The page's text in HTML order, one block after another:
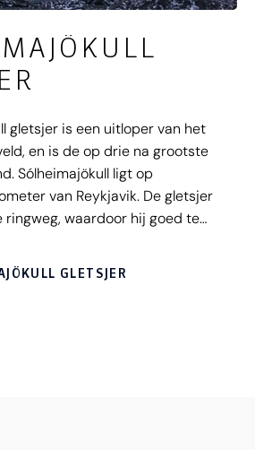
gletsjer is een uitloper van het
en is de op drie na grootste
Sólheimajökull ligt op
van Reykjavik. De gletsjer
ringweg, waardoor hij goed te
en toegankelijkheid is het een
veel activiteiten, zoals
GLETSJER